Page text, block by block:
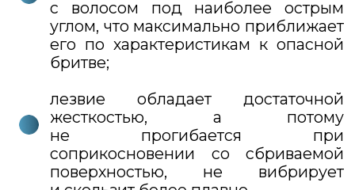
гребень
3
с винтом
Использование технологии